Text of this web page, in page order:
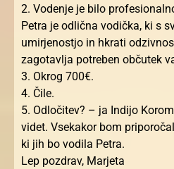
2. Vodenje je bilo
Petra je odlična vodička, ki s
umirjenostjo in hkrati
zagotavlja potreben občutek
3. Okrog 700€.
4. Čile.
5. Odločitev? – ja Indijo
videt. Vsekakor bom
ki jih bo vodila Petra.
Lep pozdrav, Marjeta